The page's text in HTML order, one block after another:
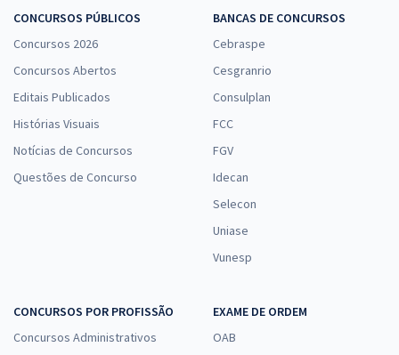
CONCURSOS PÚBLICOS
Concursos 2026
Concursos Abertos
Editais Publicados
Histórias Visuais
Notícias de Concursos
Questões de Concurso
BANCAS DE CONCURSOS
Cebraspe
Cesgranrio
Consulplan
FCC
FGV
Idecan
Selecon
Uniase
Vunesp
CONCURSOS POR PROFISSÃO
Concursos Administrativos
EXAME DE ORDEM
OAB